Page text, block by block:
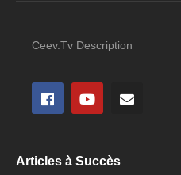
Ceev.Tv Description
Articles à Succès